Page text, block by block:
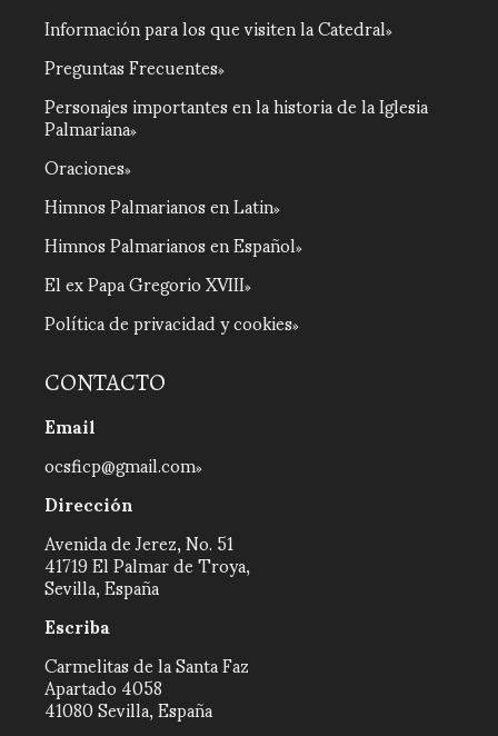
Información para los que visiten la Catedral
Preguntas Frecuentes
Personajes importantes en la historia de la Iglesia
Palmariana
Oraciones
Himnos Palmarianos en Latin
Himnos Palmarianos en Español
El ex Papa Gregorio XVIII
Política de privacidad y cookies
CONTACTO
Email
ocsficp@gmail.com
Dirección
Avenida de Jerez, No. 51
41719 El Palmar de Troya,
Sevilla, España
Escriba
Carmelitas de la Santa Faz
Apartado 4058
41080 Sevilla, España